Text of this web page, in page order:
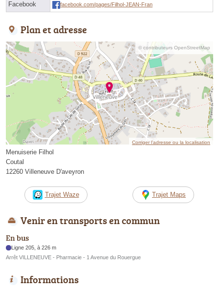
Facebook facebook.com/pages/Filhol-JEAN-Fran
Plan et adresse
© contributeurs OpenStreetMap
Corriger l’adresse ou la localisation
Menuiserie Filhol
Coutal
12260 Villeneuve D'aveyron
Trajet Waze Trajet Maps
Venir en transports en commun
En bus
Ligne 205, à 226 m
Arrêt VILLENEUVE - Pharmacie - 1 Avenue du Rouergue
Informations